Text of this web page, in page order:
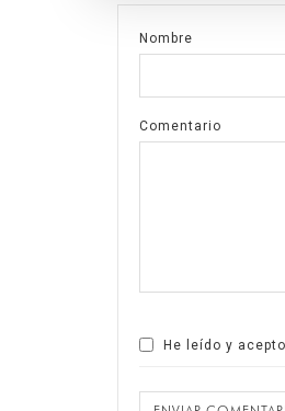
Nombre
Comentario
He leído y